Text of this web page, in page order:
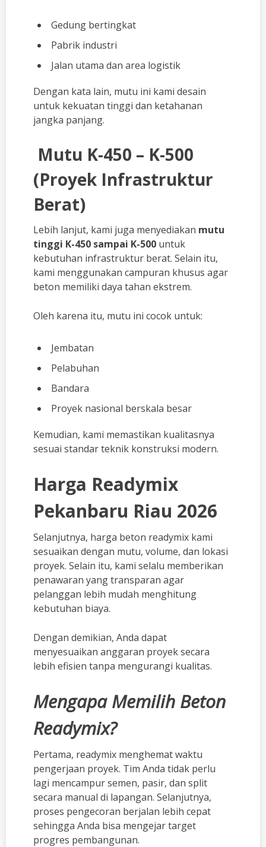
Gedung bertingkat
Pabrik industri
Jalan utama dan area logistik
Dengan kata lain, mutu ini kami desain
untuk kekuatan tinggi dan ketahanan
jangka panjang.
Mutu K-450 – K-500
(Proyek Infrastruktur
Berat)
Lebih lanjut, kami juga menyediakan mutu
tinggi K-450 sampai K-500untuk
kebutuhan infrastruktur berat. Selain itu,
kami menggunakan campuran khusus agar
beton memiliki daya tahan ekstrem.
Oleh karena itu, mutu ini cocok untuk:
Jembatan
Pelabuhan
Bandara
Proyek nasional berskala besar
Kemudian, kami memastikan kualitasnya
sesuai standar teknik konstruksi modern.
Harga Readymix
Pekanbaru Riau 2026
Selanjutnya, harga beton readymix kami
sesuaikan dengan mutu, volume, dan lokasi
proyek. Selain itu, kami selalu memberikan
penawaran yang transparan agar
pelanggan lebih mudah menghitung
kebutuhan biaya.
Dengan demikian, Anda dapat
menyesuaikan anggaran proyek secara
lebih efisien tanpa mengurangi kualitas.
Mengapa Memilih Beton
Readymix?
Pertama, readymix menghemat waktu
pengerjaan proyek. Tim Anda tidak perlu
lagi mencampur semen, pasir, dan split
secara manual di lapangan. Selanjutnya,
proses pengecoran berjalan lebih cepat
sehingga Anda bisa mengejar target
progres pembangunan.